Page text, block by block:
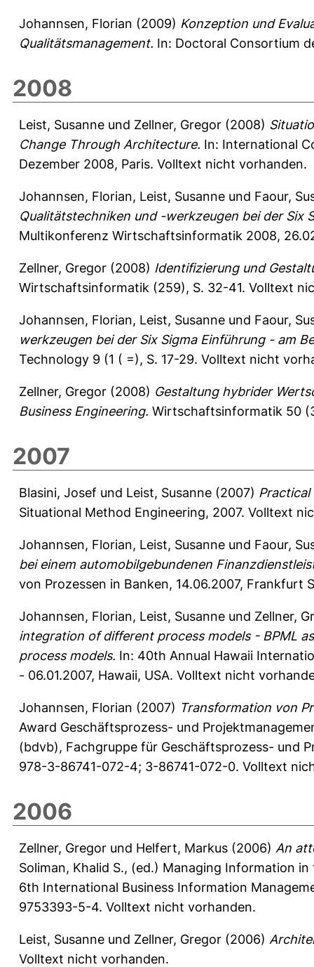
Johannsen, Florian (2009) Konzeption und
Qualitätsmanagement. In: Doctoral Consortium
2008
Leist, Susanne und Zellner, Gregor (2008)
Change Through Architecture. In: International
Dezember 2008, Paris. Volltext nicht vorhanden.
Johannsen, Florian, Leist, Susanne und Faour,
Qualitätstechniken und -werkzeugen bei der Six
Multikonferenz Wirtschaftsinformatik 2008,
Zellner, Gregor (2008) Identifizierung und
Wirtschaftsinformatik (259), S. 32-41. Volltext
Johannsen, Florian, Leist, Susanne und Faour,
werkzeugen bei der Six Sigma Einführung - am
Technology 9 (1 ( =), S. 17-29. Volltext nicht
Zellner, Gregor (2008) Gestaltung hybrider
Business Engineering. Wirtschaftsinformatik 50
2007
Blasini, Josef und Leist, Susanne (2007)
Situational Method Engineering, 2007. Volltext
Johannsen, Florian, Leist, Susanne und Faour,
bei einem automobilgebundenen
von Prozessen in Banken, 14.06.2007,
Johannsen, Florian, Leist, Susanne und Zellner,
integration of different process models - BPML
process models. In: 40th Annual Hawaii
- 06.01.2007, Hawaii, USA. Volltext nicht
Johannsen, Florian (2007) Transformation von
Award Geschäftsprozess- und
(bdvb), Fachgruppe für Geschäftsprozess- und
978-3-86741-072-4; 3-86741-072-0. Volltext
2006
Zellner, Gregor und Helfert, Markus (2006) An
Soliman, Khalid S., (ed.) Managing Information
6th International Business Information
9753393-5-4. Volltext nicht vorhanden.
Leist, Susanne und Zellner, Gregor (2006)
Volltext nicht vorhanden.